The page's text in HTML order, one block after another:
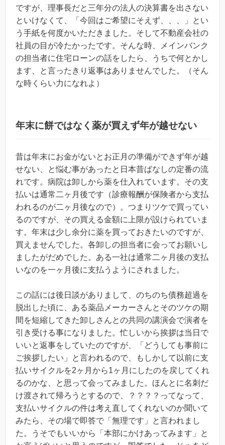
ですが、理事長だと三年分の法人の決算書を出さない
といけなくて、「今回はご希望にそえず、、、」とい
う手紙を何度かいただきました。そして不動産会社の
社員の目が冷たかったです。そんな時、メインバンク
の担当者に住宅ローンの話をしたら、うちで何とかし
ます、と言ったきり返事はありませんでした。（そん
な時くらい力になれよ）
年末に餅ではなく薬が買えず年が越せない
昔は年末にお金がないとお正月の準備ができず年が越
せない、と悩む事があったと日本昔ばなしの定番の流
れです。病院は卸しから薬を仕入れています。その支
払いは通常二ヶ月後です（診療報酬が保険者から支払
われるのが二ヶ月後なので）。つまりツケで買ってい
るのですが、その買える金額に上限が設けられていま
す。年末は少し余分に薬を買っておきたいのですが、
買えませんでした。各卸しの担当者に会ってお願いし
ましたがだめでした。ある一社は通常二ヶ月後の支払
いなのを一ヶ月後に支払うようにされました。
この話には後日談がありまして、のちのち債務超過を
脱出した頃に、ある薬品メーカーさんとそのツケの期
間を短縮してきた卸しさんとの共同の講演会で演者を
引き受ける事になりました。忙しいから挨拶は当日で
いいと返事をしていたのですが、「どうしても事前に
ご挨拶したい」と言われるので、もしかして以前に支
払いサイクルを2ヶ月から1ヶ月にしたのを戻してくれ
るのかな、と思って会ってみました。ほんとに名刺だ
け渡されて帰ろうとするので、？？？？ってなって、
支払いサイクルの件は考え直してくれないのか聞いて
みたら、その場で即答で「無理です」と言われまし
た。うそでもいいから「本部にかけあってみます」と